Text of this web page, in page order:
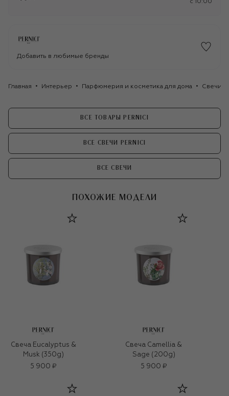
c 10:00
Добавить в любимые бренды
Главная Интерьер Парфюмерия и косметика для дома Свечи
ВСЕ ТОВАРЫ PERNICI
ВСЕ СВЕЧИ PERNICI
ВСЕ СВЕЧИ
ПОХОЖИЕ МОДЕЛИ
Свеча Eucalyptus &
Musk (350g)
5 900 ₽
Свеча Camellia &
Sage (200g)
5 900 ₽